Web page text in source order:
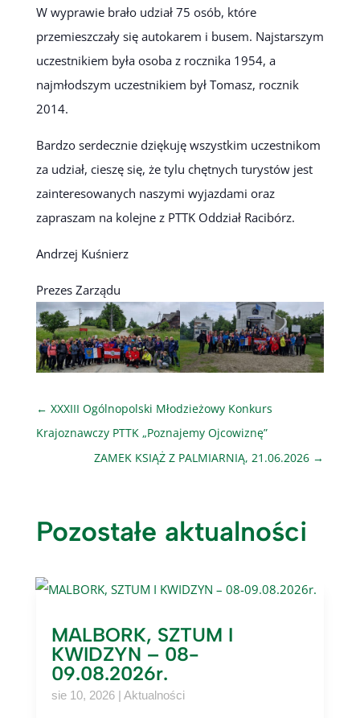
W wyprawie brało udział 75 osób, które
przemieszczały się autokarem i busem. Najstarszym
uczestnikiem była osoba z rocznika 1954, a
najmłodszym uczestnikiem był Tomasz, rocznik
2014.
Bardzo serdecznie dziękuję wszystkim uczestnikom
za udział, cieszę się, że tylu chętnych turystów jest
zainteresowanych naszymi wyjazdami oraz
zapraszam na kolejne z PTTK Oddział Racibórz.
Andrzej Kuśnierz
Prezes Zarządu
← XXXIII Ogólnopolski Młodzieżowy Konkurs
Krajoznawczy PTTK „Poznajemy Ojcowiznę”
ZAMEK KSIĄŻ Z PALMIARNIĄ, 21.06.2026 →
Pozostałe aktualności
MALBORK, SZTUM I
KWIDZYN – 08-
09.08.2026r.
sie 10, 2026| Aktualności